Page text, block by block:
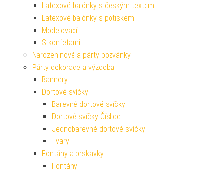
Latexové balónky s českým textem
Latexové balónky s potiskem
Modelovací
S konfetami
Narozeninové a párty pozvánky
Párty dekorace a výzdoba
Bannery
Dortové svíčky
Barevné dortové svíčky
Dortové svíčky Číslice
Jednobarevné dortové svíčky
Tvary
Fontány a prskavky
Fontány